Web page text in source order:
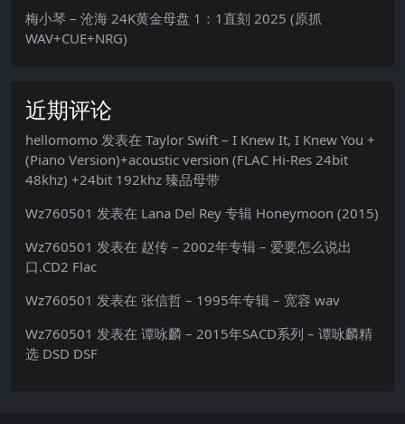
梅小琴 – 沧海 24K黄金母盘 1：1直刻 2025 (原抓
WAV+CUE+NRG)
近期评论
hellomomo 发表在 Taylor Swift – I Knew It, I Knew You +
(Piano Version)+acoustic version (FLAC Hi-Res 24bit
48khz) +24bit 192khz 臻品母带
Wz760501 发表在 Lana Del Rey 专辑 Honeymoon (2015)
Wz760501 发表在 赵传 – 2002年专辑 – 爱要怎么说出
口.CD2 Flac
Wz760501 发表在 张信哲 – 1995年专辑 – 宽容 wav
Wz760501 发表在 谭咏麟 – 2015年SACD系列 – 谭咏麟精
选 DSD DSF